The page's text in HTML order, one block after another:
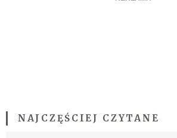
NAJCZĘŚCIEJ CZYTANE